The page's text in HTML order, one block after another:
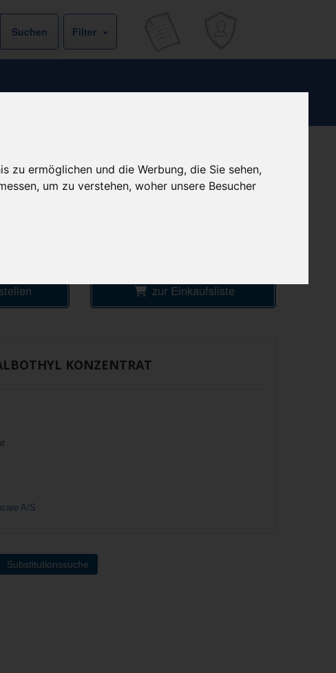
zu ermöglichen und die Werbung, die Sie sehen,
um zu verstehen, woher unsere Besucher
Filter
ab
€
+ 4,99 € Versandkosten
& inkl. MwSt.
zur Einkaufsliste
KONZENTRAT
A/S
Substitutionssuche